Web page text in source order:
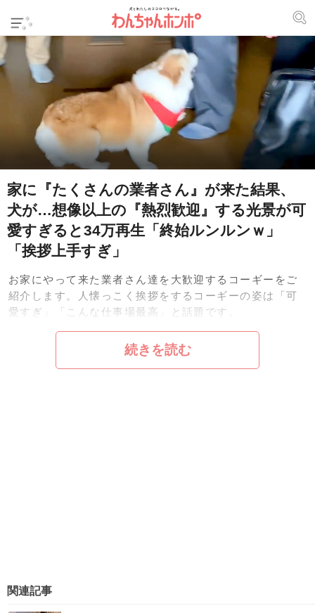
家に『たくさんの業者さん』が来た結果、
犬が…想像以上の『熱烈歓迎』する光景が可
愛すぎると34万再生「終始ルンルンｗ」
「挨拶上手すぎ」
お家にやって来た業者さん達を大歓迎するコーギーをご
紹介します。人懐っこく挨拶をするコーギーの姿は「可
愛すぎ」「こんな仕事場最高」と話題です。
続きを読む
関連記事